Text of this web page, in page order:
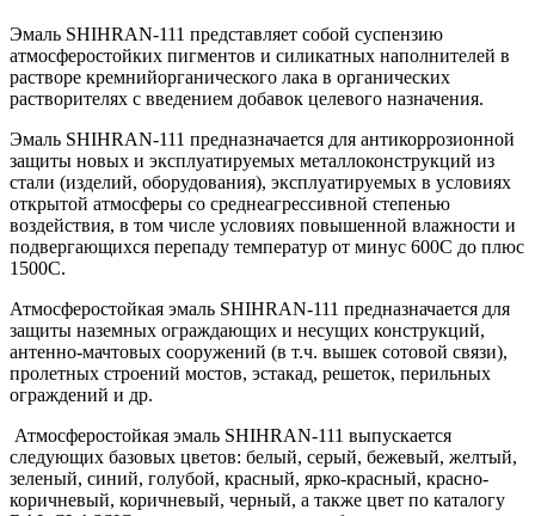
Эмаль SHIHRAN-111 представляет собой суспензию
атмосферостойких пигментов и силикатных наполнителей в
растворе кремнийорганического лака в органических
растворителях с введением добавок целевого назначения.
Эмаль SHIHRAN-111 предназначается для антикоррозионной
защиты новых и эксплуатируемых металлоконструкций из
стали (изделий, оборудования), эксплуатируемых в условиях
открытой атмосферы со среднеагрессивной степенью
воздействия, в том числе условиях повышенной влажности и
подвергающихся перепаду температур от минус 600С до плюс
1500С.
Атмосферостойкая эмаль SHIHRAN-111 предназначается для
защиты наземных ограждающих и несущих конструкций,
антенно-мачтовых сооружений (в т.ч. вышек сотовой связи),
пролетных строений мостов, эстакад, решеток, перильных
ограждений и др.
Атмосферостойкая эмаль SHIHRAN-111 выпускается
следующих базовых цветов: белый, серый, бежевый, желтый,
зеленый, синий, голубой, красный, ярко-красный, красно-
коричневый, коричневый, черный, а также цвет по каталогу